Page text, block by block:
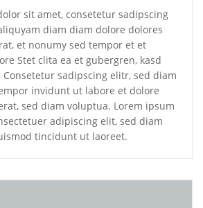
sit amet, consetetur sadipscing
diam diam dolore dolores
et nonumy sed tempor et et
Stet clita ea et gubergren, kasd
sadipscing elitr, sed diam
invidunt ut labore et dolore
sed diam voluptua. Lorem ipsum
adipiscing elit, sed diam
tincidunt ut laoreet.